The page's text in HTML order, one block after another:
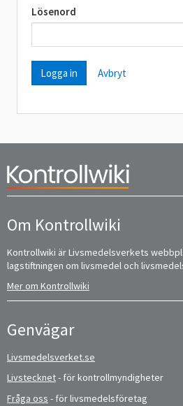
Lösenord
Avbryt
Om Kontrollwiki
Kontrollwiki är Livsmedelsverkets
lagstiftningen om livsmedel och
Mer om Kontrollwiki
Genvägar
Livsmedelsverket.se
Livstecknet- för kontrollmyndigheter
Fråga oss - för livsmedelsföretag